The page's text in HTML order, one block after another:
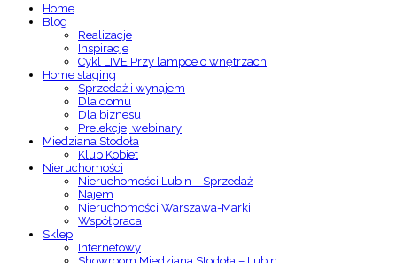
Home
Blog
Realizacje
Inspiracje
Cykl LIVE Przy lampce o wnętrzach
Home staging
Sprzedaż i wynajem
Dla domu
Dla biznesu
Prelekcje, webinary
Miedziana Stodoła
Klub Kobiet
Nieruchomości
Nieruchomości Lubin – Sprzedaż
Najem
Nieruchomości Warszawa-Marki
Współpraca
Sklep
Internetowy